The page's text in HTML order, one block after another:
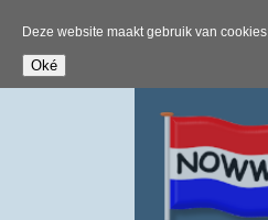
Deze website maakt gebruik van